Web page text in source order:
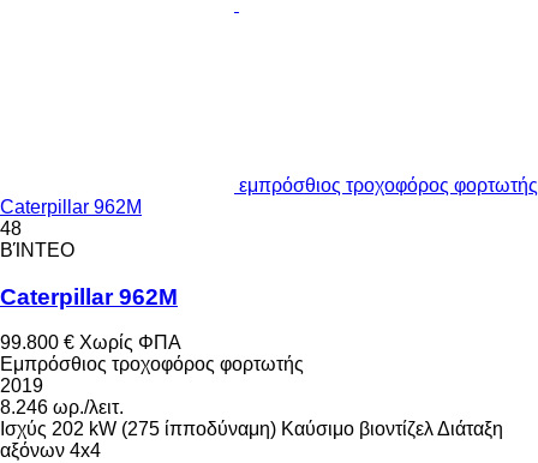
εμπρόσθιος τροχοφόρος φορτωτής
Caterpillar 962M
48
ΒΊΝΤΕΟ
Caterpillar 962M
99.800 € Χωρίς ΦΠΑ
Εμπρόσθιος τροχοφόρος φορτωτής
2019
8.246 ωρ./λειτ.
Ισχύς 202 kW (275 ίπποδύναμη) Καύσιμο βιοντίζελΔιάταξη
αξόνων 4x4